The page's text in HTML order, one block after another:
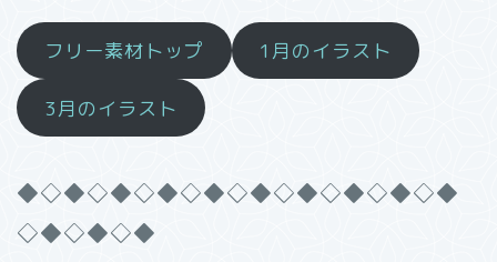
フリー素材トップ 1月のイラスト
3月のイラスト
◆◇◆◇◆◇◆◇◆◇◆◇◆◇◆◇◆◇◆
◇◆◇◆◇◆